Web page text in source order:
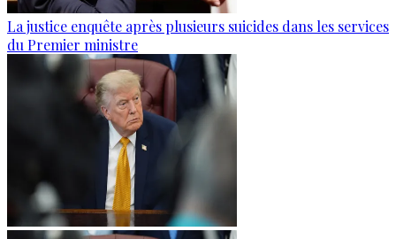
La justice enquête après plusieurs suicides dans les services
du Premier ministre